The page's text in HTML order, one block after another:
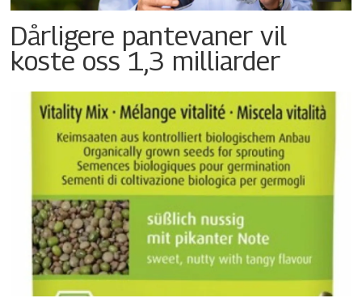
Dårligere pantevaner vil
koste oss 1,3 milliarder